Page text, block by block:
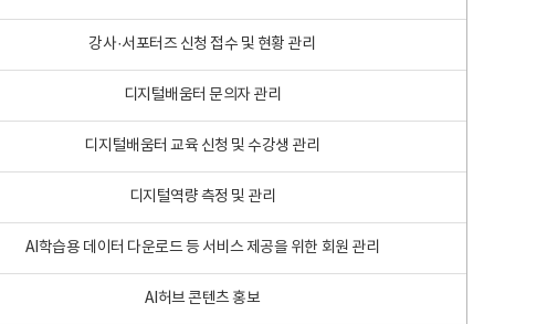
강사·서포터즈 신청 접수 및 현황 관리
디지털배움터 문의자 관리
디지털배움터 교육 신청 및 수강생 관리
디지털역량 측정 및 관리
AI학습용 데이터 다운로드 등 서비스 제공을 위한 회원 관리
AI허브 콘텐츠 홍보